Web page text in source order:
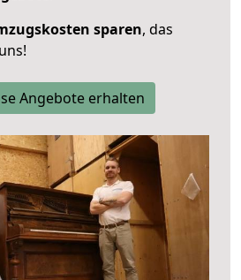
sparen, das
Angebote erhalten